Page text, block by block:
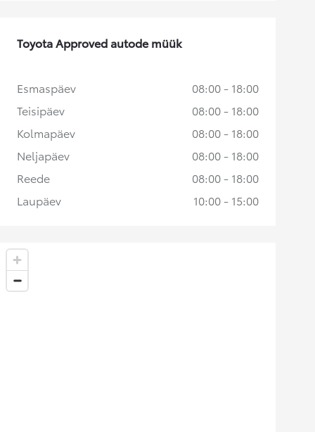
Toyota Approved autode müük
Esmaspäev
08:00 - 18:00
Teisipäev
08:00 - 18:00
Kolmapäev
08:00 - 18:00
Neljapäev
08:00 - 18:00
Reede
08:00 - 18:00
Laupäev
10:00 - 15:00